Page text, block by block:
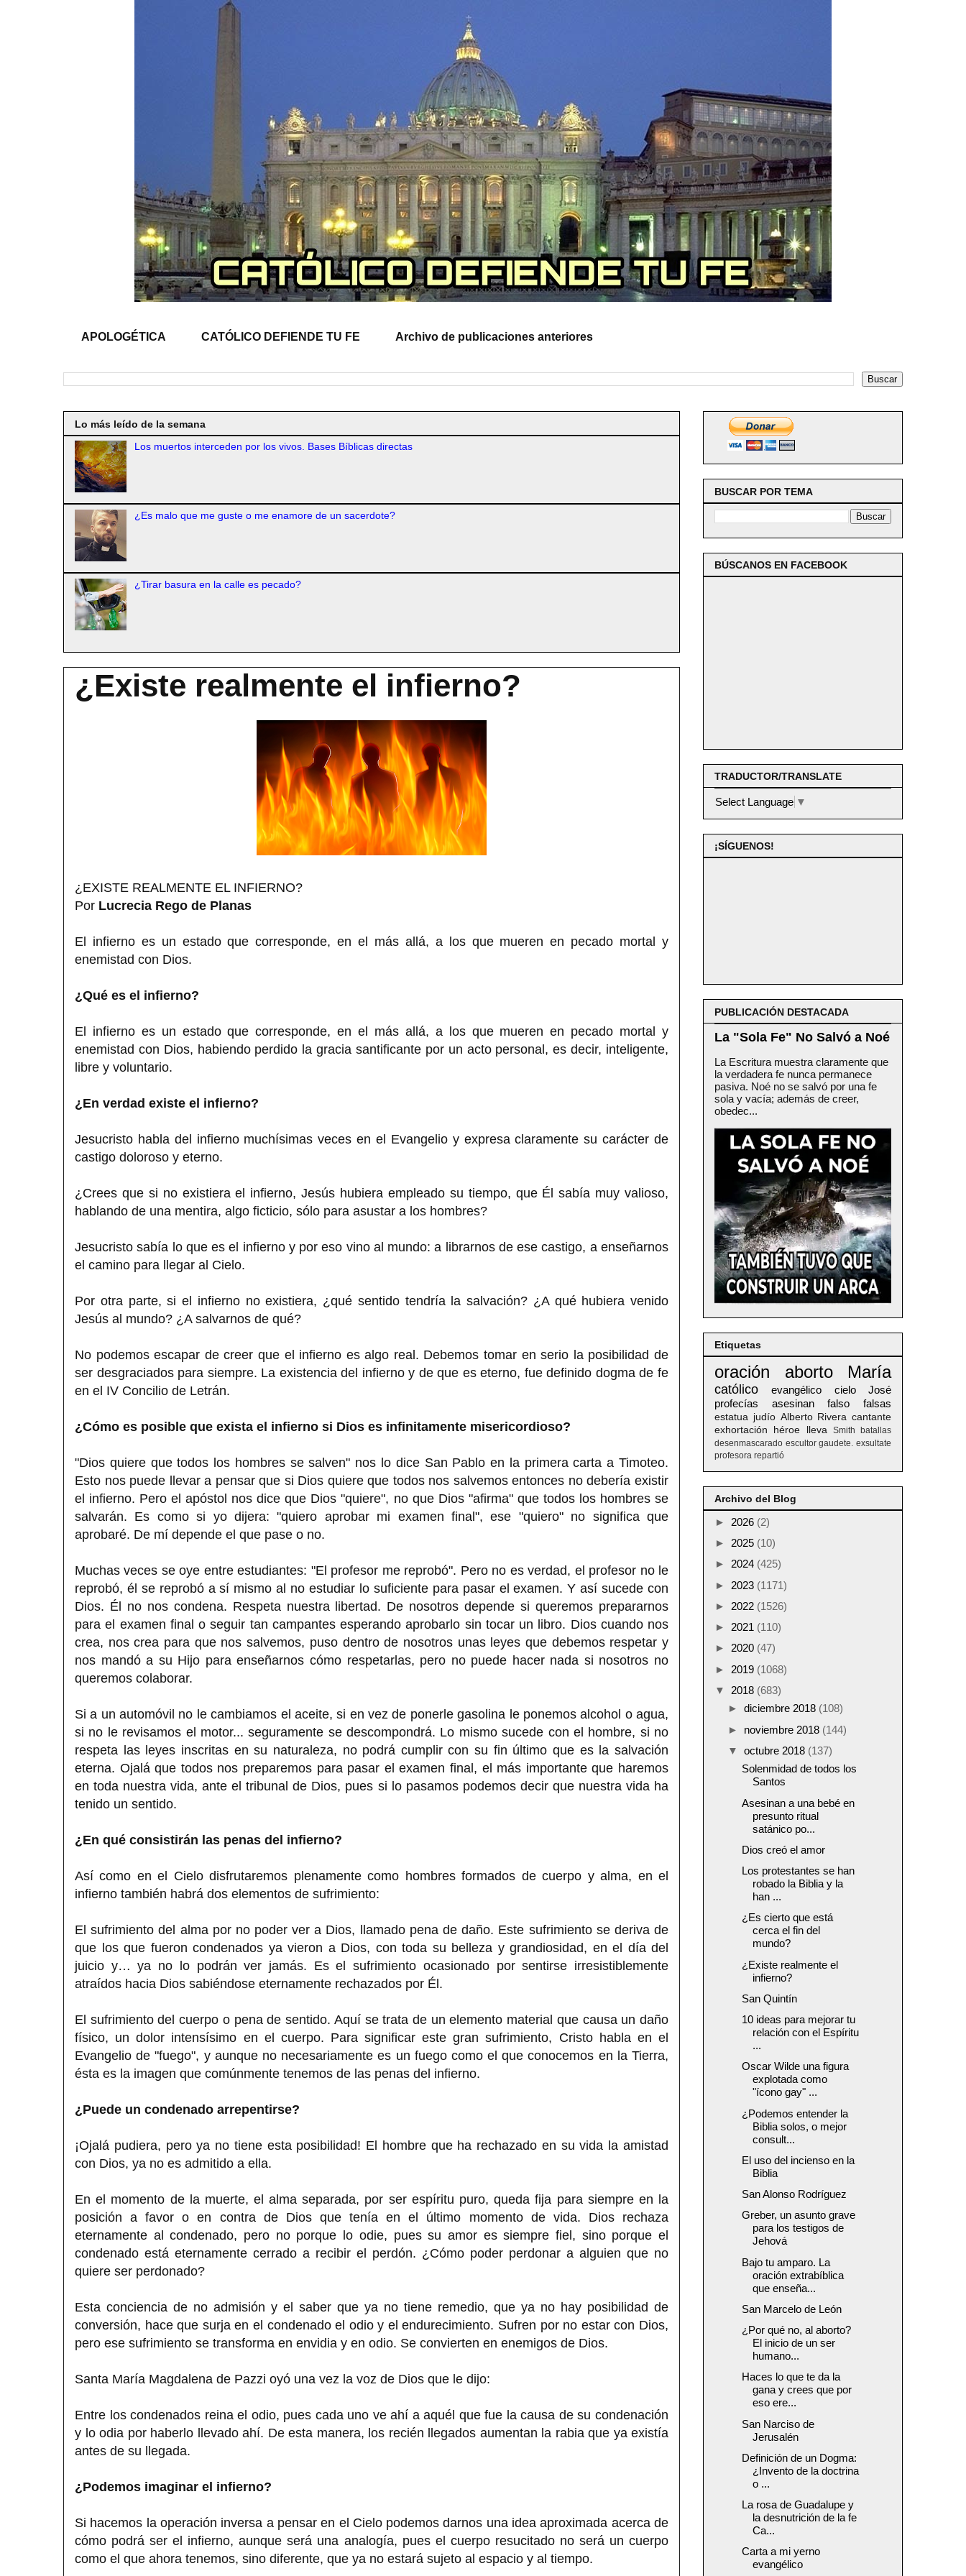
APOLOGÉTICA CATÓLICO DEFIENDE TU FE Archivo de publicaciones anteriores
Lo más leído de la semana
Los muertos interceden por los vivos. Bases Bíblicas directas
¿Es malo que me guste o me enamore de un sacerdote?
¿Tirar basura en la calle es pecado?
¿Existe realmente el infierno?
¿EXISTE REALMENTE EL INFIERNO?
Por Lucrecia Rego de Planas
El infierno es un estado que corresponde, en el más allá, a los que mueren en pecado mortal y
enemistad con Dios.
¿Qué es el infierno?
El infierno es un estado que corresponde, en el más allá, a los que mueren en pecado mortal y
enemistad con Dios, habiendo perdido la gracia santificante por un acto personal, es decir, inteligente,
libre y voluntario.
¿En verdad existe el infierno?
Jesucristo habla del infierno muchísimas veces en el Evangelio y expresa claramente su carácter de
castigo doloroso y eterno.
¿Crees que si no existiera el infierno, Jesús hubiera empleado su tiempo, que Él sabía muy valioso,
hablando de una mentira, algo ficticio, sólo para asustar a los hombres?
Jesucristo sabía lo que es el infierno y por eso vino al mundo: a librarnos de ese castigo, a enseñarnos
el camino para llegar al Cielo.
Por otra parte, si el infierno no existiera, ¿qué sentido tendría la salvación? ¿A qué hubiera venido
Jesús al mundo? ¿A salvarnos de qué?
No podemos escapar de creer que el infierno es algo real. Debemos tomar en serio la posibilidad de
ser desgraciados para siempre. La existencia del infierno y de que es eterno, fue definido dogma de fe
en el IV Concilio de Letrán.
¿Cómo es posible que exista el infierno si Dios es infinitamente misericordioso?
"Dios quiere que todos los hombres se salven" nos lo dice San Pablo en la primera carta a Timoteo.
Esto nos puede llevar a pensar que si Dios quiere que todos nos salvemos entonces no debería existir
el infierno. Pero el apóstol nos dice que Dios "quiere", no que Dios "afirma" que todos los hombres se
salvarán. Es como si yo dijera: "quiero aprobar mi examen final", ese "quiero" no significa que
aprobaré. De mí depende el que pase o no.
Muchas veces se oye entre estudiantes: "El profesor me reprobó". Pero no es verdad, el profesor no le
reprobó, él se reprobó a sí mismo al no estudiar lo suficiente para pasar el examen. Y así sucede con
Dios. Él no nos condena. Respeta nuestra libertad. De nosotros depende si queremos prepararnos
para el examen final o seguir tan campantes esperando aprobarlo sin tocar un libro. Dios cuando nos
crea, nos crea para que nos salvemos, puso dentro de nosotros unas leyes que debemos respetar y
nos mandó a su Hijo para enseñarnos cómo respetarlas, pero no puede hacer nada si nosotros no
queremos colaborar.
Si a un automóvil no le cambiamos el aceite, si en vez de ponerle gasolina le ponemos alcohol o agua,
si no le revisamos el motor... seguramente se descompondrá. Lo mismo sucede con el hombre, si no
respeta las leyes inscritas en su naturaleza, no podrá cumplir con su fin último que es la salvación
eterna. Ojalá que todos nos preparemos para pasar el examen final, el más importante que haremos
en toda nuestra vida, ante el tribunal de Dios, pues si lo pasamos podemos decir que nuestra vida ha
tenido un sentido.
¿En qué consistirán las penas del infierno?
Así como en el Cielo disfrutaremos plenamente como hombres formados de cuerpo y alma, en el
infierno también habrá dos elementos de sufrimiento:
El sufrimiento del alma por no poder ver a Dios, llamado pena de daño. Este sufrimiento se deriva de
que los que fueron condenados ya vieron a Dios, con toda su belleza y grandiosidad, en el día del
juicio y… ya no lo podrán ver jamás. Es el sufrimiento ocasionado por sentirse irresistiblemente
atraídos hacia Dios sabiéndose eternamente rechazados por Él.
El sufrimiento del cuerpo o pena de sentido. Aquí se trata de un elemento material que causa un daño
físico, un dolor intensísimo en el cuerpo. Para significar este gran sufrimiento, Cristo habla en el
Evangelio de "fuego", y aunque no necesariamente es un fuego como el que conocemos en la Tierra,
ésta es la imagen que comúnmente tenemos de las penas del infierno.
¿Puede un condenado arrepentirse?
¡Ojalá pudiera, pero ya no tiene esta posibilidad! El hombre que ha rechazado en su vida la amistad
con Dios, ya no es admitido a ella.
En el momento de la muerte, el alma separada, por ser espíritu puro, queda fija para siempre en la
posición a favor o en contra de Dios que tenía en el último momento de vida. Dios rechaza
eternamente al condenado, pero no porque lo odie, pues su amor es siempre fiel, sino porque el
condenado está eternamente cerrado a recibir el perdón. ¿Cómo poder perdonar a alguien que no
quiere ser perdonado?
Esta conciencia de no admisión y el saber que ya no tiene remedio, que ya no hay posibilidad de
conversión, hace que surja en el condenado el odio y el endurecimiento. Sufren por no estar con Dios,
pero ese sufrimiento se transforma en envidia y en odio. Se convierten en enemigos de Dios.
Santa María Magdalena de Pazzi oyó una vez la voz de Dios que le dijo:
Entre los condenados reina el odio, pues cada uno ve ahí a aquél que fue la causa de su condenación
y lo odia por haberlo llevado ahí. De esta manera, los recién llegados aumentan la rabia que ya existía
antes de su llegada.
¿Podemos imaginar el infierno?
Si hacemos la operación inversa a pensar en el Cielo podemos darnos una idea aproximada acerca de
cómo podrá ser el infierno, aunque será una analogía, pues el cuerpo resucitado no será un cuerpo
como el que ahora tenemos, sino diferente, que ya no estará sujeto al espacio y al tiempo.
BUSCAR POR TEMA
BÚSCANOS EN FACEBOOK
TRADUCTOR/TRANSLATE
Select Language ▼
¡SÍGUENOS!
PUBLICACIÓN DESTACADA
La "Sola Fe" No Salvó a Noé
La Escritura muestra claramente que
la verdadera fe nunca permanece
pasiva. Noé no se salvó por una fe
sola y vacía; además de creer,
obedec...
Etiquetas
oración aborto María
católico evangélico cielo
José
profecías
asesinan falso falsas
estatua judío Alberto Rivera cantante
exhortación
héroe lleva Smith
batallas
desenmascarado escultor gaudete. exsultate
profesora repartió
Archivo del Blog
► 2026 (2)
► 2025 (10)
► 2024 (425)
► 2023 (1171)
► 2022 (1526)
► 2021 (110)
► 2020 (47)
► 2019 (1068)
▼ 2018 (683)
► diciembre 2018 (108)
► noviembre 2018 (144)
▼ octubre 2018 (137)
Solenmidad de todos los
Santos
Asesinan a una bebé en
presunto ritual
satánico po...
Dios creó el amor
Los protestantes se han
robado la Biblia y la
han ...
¿Es cierto que está
cerca el fin del
mundo?
¿Existe realmente el
infierno?
San Quintín
10 ideas para mejorar tu
relación con el Espíritu
...
Oscar Wilde una figura
explotada como
"ícono gay" ...
¿Podemos entender la
Biblia solos, o mejor
consult...
El uso del incienso en la
Biblia
San Alonso Rodríguez
Greber, un asunto grave
para los testigos de
Jehová
Bajo tu amparo. La
oración extrabíblica
que enseña...
San Marcelo de León
¿Por qué no, al aborto?
El inicio de un ser
humano...
Haces lo que te da la
gana y crees que por
eso ere...
San Narciso de
Jerusalén
Definición de un Dogma:
¿Invento de la doctrina
o ...
La rosa de Guadalupe y
la desnutrición de la fe
Ca...
Carta a mi yerno
evangélico